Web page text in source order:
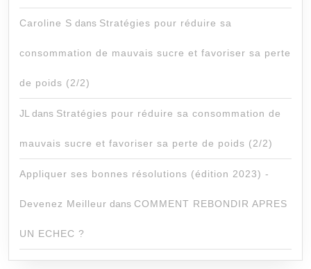
Caroline S dans Stratégies pour réduire sa
consommation de mauvais sucre et favoriser sa perte
de poids (2/2)
JL dans Stratégies pour réduire sa consommation de
mauvais sucre et favoriser sa perte de poids (2/2)
Appliquer ses bonnes résolutions (édition 2023) -
Devenez Meilleur dans COMMENT REBONDIR APRES
UN ECHEC ?